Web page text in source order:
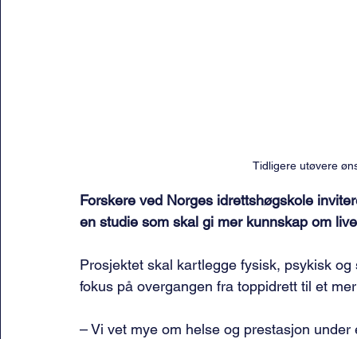
Tidligere utøvere
Forskere ved Norges idrettshøgskole
en studie som skal gi mer kunnskap om
Prosjektet skal kartlegge fysisk, psykisk
fokus på overgangen fra toppidrett til et
– Vi vet mye om helse og prestasjon